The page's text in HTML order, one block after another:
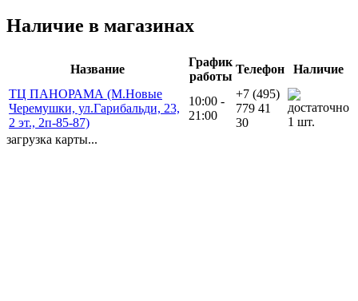
Наличие в магазинах
Название
График
работы
Телефон
Наличие
ТЦ ПАНОРАМА (М.Новые
Черемушки, ул.Гарибальди, 23,
2 эт., 2п-85-87)
10:00 -
21:00
+7 (495)
779 41
30
1 шт.
загрузка карты...